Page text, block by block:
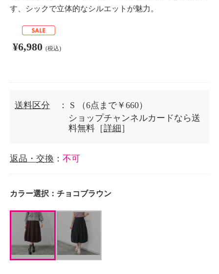
す、シックで立体的なシルエットが魅力。
¥6,980 (税込)
送料区分 ： S
（6点まで￥660）
ショップチャンネルカードなら送
料無料［詳細 ］
返品・交換 ： 不可
カラー選択： チョコブラウン